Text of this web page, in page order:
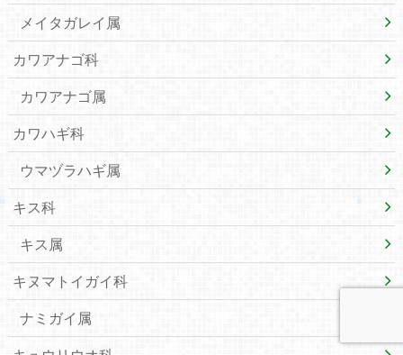
メイタガレイ属
カワアナゴ科
カワアナゴ属
カワハギ科
ウマヅラハギ属
キス科
キス属
キヌマトイガイ科
ナミガイ属